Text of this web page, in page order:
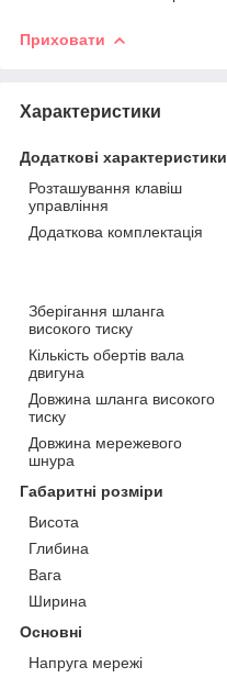
Приховати
Характеристики
Додаткові характеристики
Розташування клавіш
управління
Додаткова комплектація
Зберігання шланга
високого тиску
Кількість обертів вала
двигуна
Довжина шланга високого
тиску
Довжина мережевого
шнура
Габаритні розміри
Висота
Глибина
Вага
Ширина
Основні
Напруга мережі